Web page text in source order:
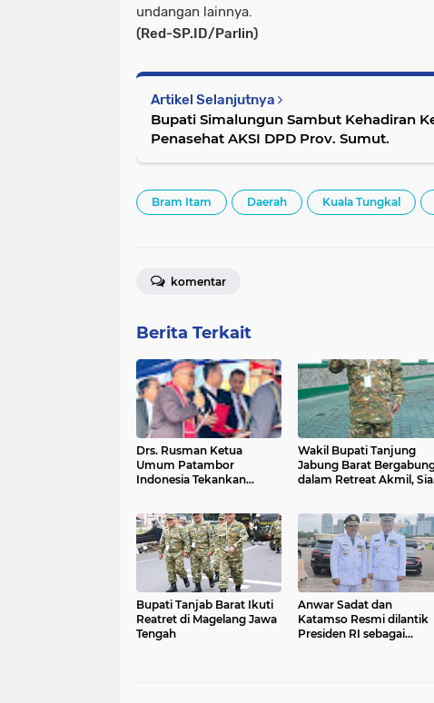
undangan lainnya.
(Red-SP.ID/Parlin)
Artikel Selanjutnya
Bupati Simalungun Sambut Kehadiran
Penasehat AKSI DPD Prov. Sumut.
Bram Itam Daerah Kuala Tungkal
komentar
Berita Terkait
Drs. Rusman Ketua
Umum Patambor
Indonesia Tekankan
Peresmian Tambak Raja
Manurung Simanoroni di
Sibisa)
Wakil Bupati Tanjung
Jabung Barat
dalam Retreat Akmil,
Bupati Tanjab Barat Ikuti
Reatret di Magelang Jawa
Tengah
Anwar Sadat dan
Katamso Resmi dilantik
Presiden RI sebagai